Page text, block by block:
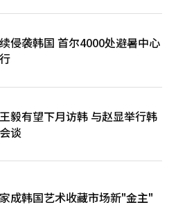
侵袭韩国 首尔4000处避暑中心
毅有望下月访韩 与赵显举行韩
谈
成韩国艺术收藏市场新"金主"